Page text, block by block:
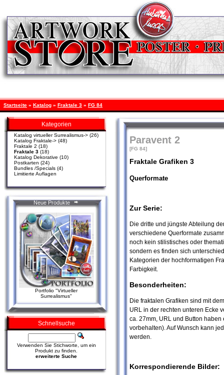
Startseite » Katalog » Fraktale 3 » FG 84
Kategorien
Katalog virtueller Surrealismus-> (26)
Katalog Fraktale-> (48)
Fraktale 2 (18)
Fraktale 3 (18)
Katalog Dekorative (10)
Postkarten (24)
Bundles /Specials (4)
Limitierte Auflagen
Neue Produkte
Portfolio "Virtueller
Surrealismus"
Schnellsuche
Verwenden Sie Stichworte, um ein
Produkt zu finden.
erweiterte Suche
Paravent 2
[FG 84]
Fraktale Grafiken 3
Querformate
Zur Serie:
Die dritte und jüngste Abteilung
verschiedene Querformate
noch kein stilistisches oder
sondern es finden sich
Kategorien der hochformatigen
Farbigkeit.
Besonderheiten:
Die fraktalen Grafiken sind mit
URL in der rechten unteren Ecke
ca. 27mm, URL und Button
vorbehalten). Auf Wunsch kann
werden.
Korrespondierende Bilder: